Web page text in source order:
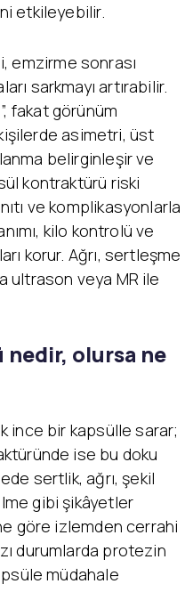
etkileyebilir.
emzirme sonrası
sarkmayı artırabilir.
fakat görünüm
asimetri, üst
belirginleşir ve
kontraktürü riski
ve komplikasyonlarla
kilo kontrolü ve
korur. Ağrı, sertleşme
ultrason veya MR ile
olursa ne
ince bir kapsülle sarar;
ise bu doku
sertlik, ağrı, şekil
gibi şikâyetler
göre izlemden cerrahi
durumlarda protezin
müdahale